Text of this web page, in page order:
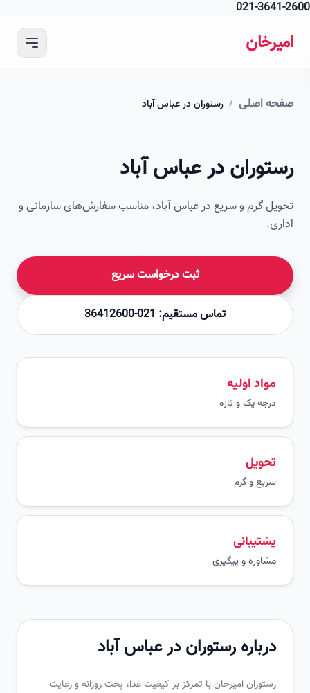
021-
اصلی / رستوران در عباس آباد
در عباس آباد
گرم و سریع در عباس آباد، مناسب سفارش‌های سازمانی و
ثبت درخواست سریع
تماس مستقیم: 021-36412600
مواد اولیه
درجه یک و تازه
سریع و گرم
پشتیبانی
مشاوره و پیگیری
تصویر این صفحه به زودی اضافه می‌شود
درباره رستوران در عباس آباد
رستوران امیرخان با تمرکز بر کیفیت غذا، پخت روزانه و رعایت